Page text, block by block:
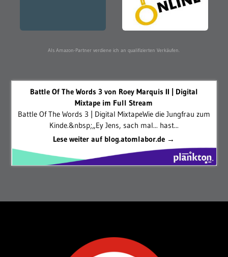
Als Amazon-Partner verdiene ich an qualifizierten Verkäufen.
Battle Of The Words 3 von Roey Marquis II | Digital
Mixtape im Full Stream
Battle Of The Words 3 | Digital MixtapeWie die Jungfrau zum
Kinde.&nbsp;„Ey Jens, sach mal... hast...
Lese weiter auf blog.atomlabor.de →